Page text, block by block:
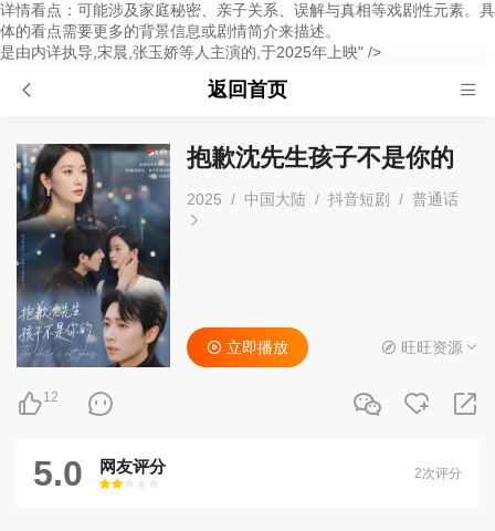
详情看点：可能涉及家庭秘密、亲子关系、误解与真相等戏剧性元素。具
体的看点需要更多的背景信息或剧情简介来描述。
是由内详执导,宋晨,张玉娇等人主演的,于2025年上映" />
返回首页
抱歉沈先生孩子不是你的
2025 / 中国大陆 / 抖音短剧 / 普通话
12
立即播放 旺旺资源
5.0 网友评分
很差
较差还行推荐力荐
2次评分